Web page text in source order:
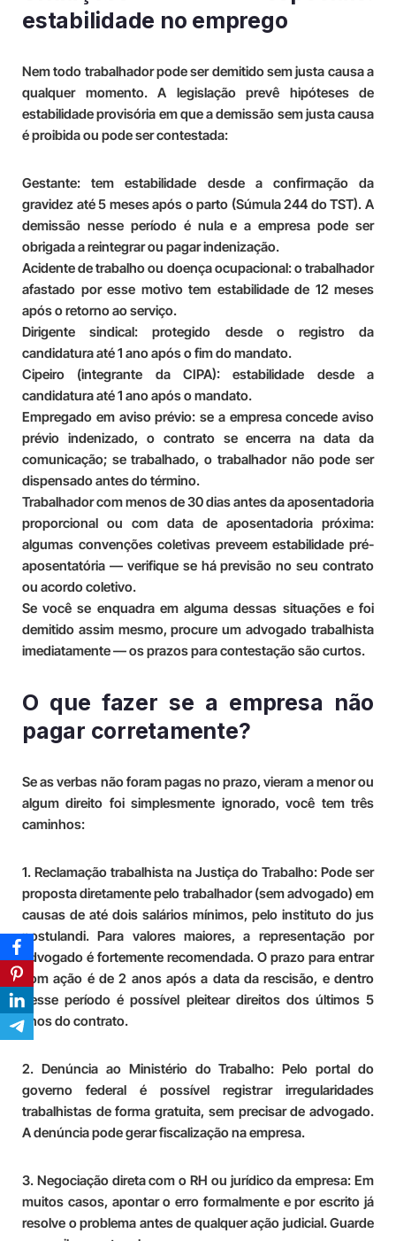
estabilidade no emprego
Nem todo trabalhador pode ser demitido sem justa causa a
qualquer momento. A legislação prevê hipóteses de
estabilidade provisória em que a demissão sem justa causa
é proibida ou pode ser contestada:
Gestante: tem estabilidade desde a confirmação da
gravidez até 5 meses após o parto (Súmula 244 do TST). A
demissão nesse período é nula e a empresa pode ser
obrigada a reintegrar ou pagar indenização.
Acidente de trabalho ou doença ocupacional: o trabalhador
afastado por esse motivo tem estabilidade de 12 meses
após o retorno ao serviço.
Dirigente sindical: protegido desde o registro da
candidatura até 1 ano após o fim do mandato.
Cipeiro (integrante da CIPA): estabilidade desde a
candidatura até 1 ano após o mandato.
Empregado em aviso prévio: se a empresa concede aviso
prévio indenizado, o contrato se encerra na data da
comunicação; se trabalhado, o trabalhador não pode ser
dispensado antes do término.
Trabalhador com menos de 30 dias antes da aposentadoria
proporcional ou com data de aposentadoria próxima:
algumas convenções coletivas preveem estabilidade pré-
aposentatória — verifique se há previsão no seu contrato
ou acordo coletivo.
Se você se enquadra em alguma dessas situações e foi
demitido assim mesmo, procure um advogado trabalhista
imediatamente — os prazos para contestação são curtos.
O que fazer se a empresa não
pagar corretamente?
Se as verbas não foram pagas no prazo, vieram a menor ou
algum direito foi simplesmente ignorado, você tem três
caminhos:
1. Reclamação trabalhista na Justiça do Trabalho: Pode ser
proposta diretamente pelo trabalhador (sem advogado) em
causas de até dois salários mínimos, pelo instituto do jus
postulandi. Para valores maiores, a representação por
advogado é fortemente recomendada. O prazo para entrar
com ação é de 2 anos após a data da rescisão, e dentro
desse período é possível pleitear direitos dos últimos 5
anos do contrato.
2. Denúncia ao Ministério do Trabalho:Pelo portal do
governo federal é possível registrar irregularidades
trabalhistas de forma gratuita, sem precisar de advogado.
A denúncia pode gerar fiscalização na empresa.
3. Negociação direta com o RH ou jurídico da empresa: Em
muitos casos, apontar o erro formalmente e por escrito já
resolve o problema antes de qualquer ação judicial. Guarde